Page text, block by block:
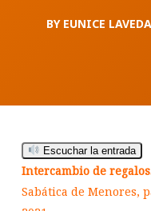
BY EUNICE LAVEDA
Escuchar la entrada
Intercambio de
Sabática de Menores,